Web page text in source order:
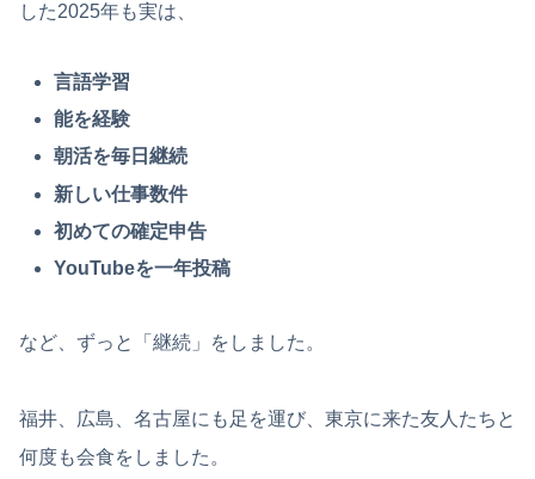
した2025年も実は、
言語学習
能を経験
朝活を毎日継続
新しい仕事数件
初めての確定申告
YouTubeを一年投稿
など、ずっと「継続」をしました。
福井、広島、名古屋にも足を運び、東京に来た友人たちと
何度も会食をしました。